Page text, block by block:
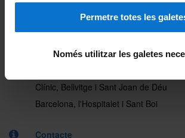
Permetre totes les
Només utilitzar les galetes
Clínic, Bellvitge i Sant Joan de Déu
Barcelona, l'Hospitalet i Sant Boi
Contacte